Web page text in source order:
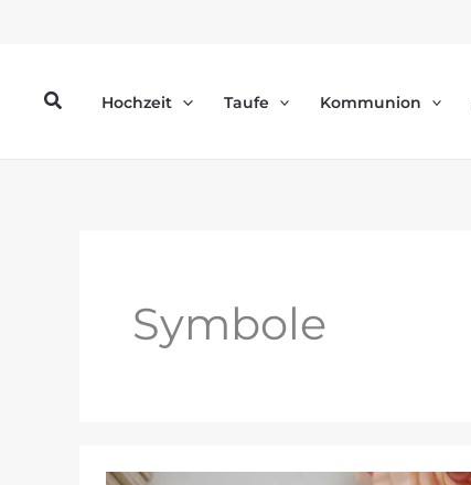
SuchenHochzeit Taufe Kommunion
Symbole